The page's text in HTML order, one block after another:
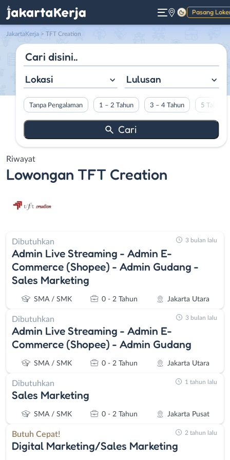
Pasang
Gelap
JakartaKerja > TFT Creation
Lokasi Lulusan
Tanpa Pengalaman 1 – 2 Tahun 3 – 4 Tahun 5 Tahun
Riwayat
Lowongan TFT Creation
Dibutuhkan
Admin Live Streaming - Admin E-
Commerce (Shopee) - Admin Gudang -
Sales Marketing
SMA / SMK 0 - 2 Tahun Jakarta Utara
3 bulan lalu
Dibutuhkan
Admin Live Streaming - Admin E-
Commerce (Shopee) - Admin Gudang
SMA / SMK 0 - 2 Tahun Jakarta Utara
3 bulan lalu
Dibutuhkan
Sales Marketing
SMA / SMK 0 - 2 Tahun Jakarta Pusat
1 tahun lalu
Butuh Cepat!
Digital Marketing/Sales Marketing
2 tahun lalu